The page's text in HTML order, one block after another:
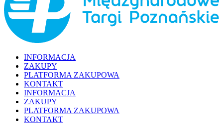
INFORMACJA
ZAKUPY
PLATFORMA ZAKUPOWA
KONTAKT
INFORMACJA
ZAKUPY
PLATFORMA ZAKUPOWA
KONTAKT